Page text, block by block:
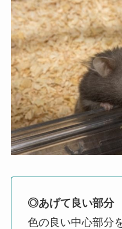
◎あげて良い部分
色の良い中心部分